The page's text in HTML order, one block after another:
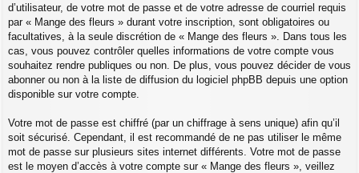
d’utilisateur, de votre mot de passe et de votre adresse de courriel requis
par « Mange des fleurs » durant votre inscription, sont obligatoires ou
facultatives, à la seule discrétion de « Mange des fleurs ». Dans tous les
cas, vous pouvez contrôler quelles informations de votre compte vous
souhaitez rendre publiques ou non. De plus, vous pouvez décider de vous
abonner ou non à la liste de diffusion du logiciel phpBB depuis une option
disponible sur votre compte.
Votre mot de passe est chiffré (par un chiffrage à sens unique) afin qu’il
soit sécurisé. Cependant, il est recommandé de ne pas utiliser le même
mot de passe sur plusieurs sites internet différents. Votre mot de passe
est le moyen d’accès à votre compte sur « Mange des fleurs », veillez